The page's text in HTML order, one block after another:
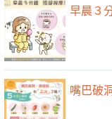
早晨３
嘴巴破